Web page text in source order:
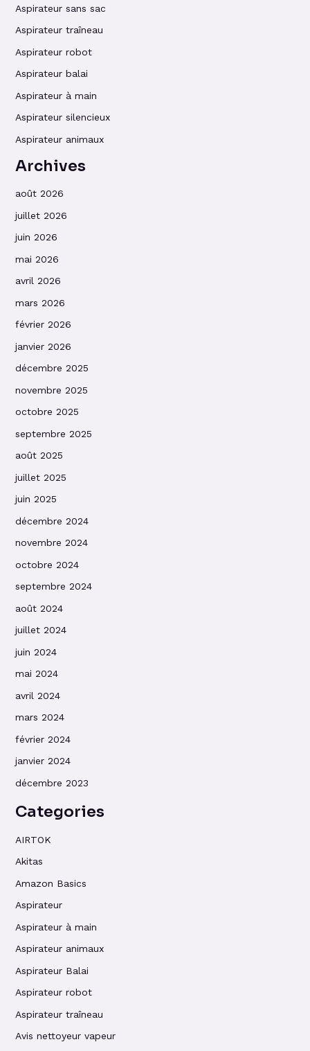
Aspirateur sans sac
Aspirateur traîneau
Aspirateur robot
Aspirateur balai
Aspirateur à main
Aspirateur silencieux
Aspirateur animaux
Archives
août 2026
juillet 2026
juin 2026
mai 2026
avril 2026
mars 2026
février 2026
janvier 2026
décembre 2025
novembre 2025
octobre 2025
septembre 2025
août 2025
juillet 2025
juin 2025
décembre 2024
novembre 2024
octobre 2024
septembre 2024
août 2024
juillet 2024
juin 2024
mai 2024
avril 2024
mars 2024
février 2024
janvier 2024
décembre 2023
Categories
AIRTOK
Akitas
Amazon Basics
Aspirateur
Aspirateur à main
Aspirateur animaux
Aspirateur Balai
Aspirateur robot
Aspirateur traîneau
Avis nettoyeur vapeur